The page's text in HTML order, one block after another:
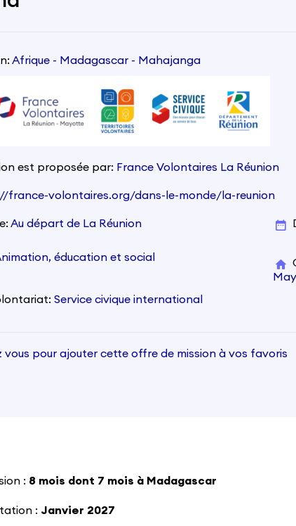
Afrique - Madagascar - Mahajanga
est proposée par France Volontaires La Réunion
france-volontaires.org/dans-le-monde/la-reunion
Au départ de La Réunion
éducation et social
Service civique international
vous pour ajouter cette offre de mission à vos favoris
: 8 mois dont 7 mois à Madagascar
: Janvier 2027